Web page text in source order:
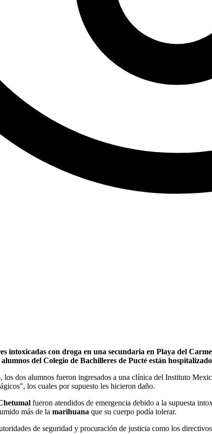
intoxicadas con droga en una secundaria en Playa del
del Colegio de Bachilleres de Pucté están
los dos alumnos fueron ingresados a una clínica del Instituto
los cuales por supuesto les hicieron daño.
fueron atendidos de emergencia debido a la supuesta
más de la marihuana que su cuerpo podía tolerar.
de seguridad y procuración de justicia como los